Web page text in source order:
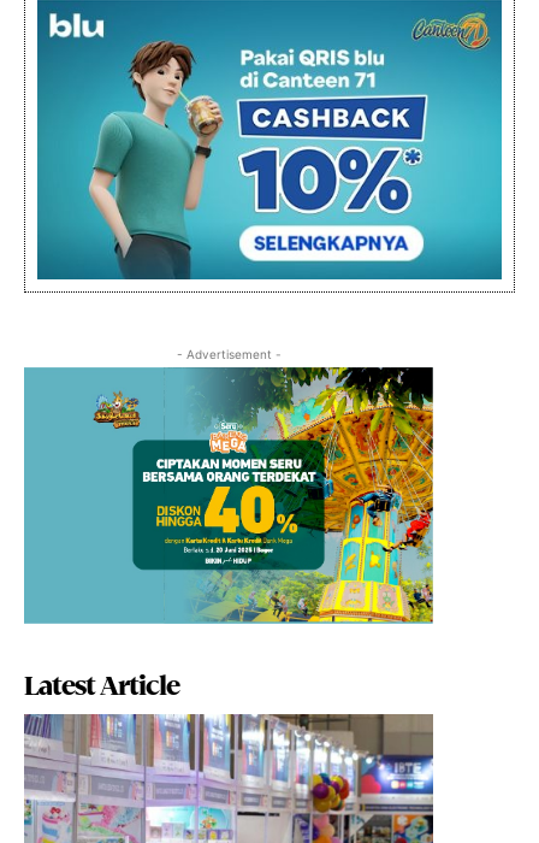
- Advertisement -
Latest Article